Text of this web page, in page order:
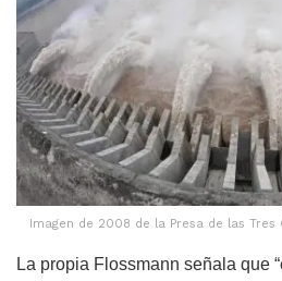
Imagen de 2008 de la Presa de las
La propia Flossmann señala que